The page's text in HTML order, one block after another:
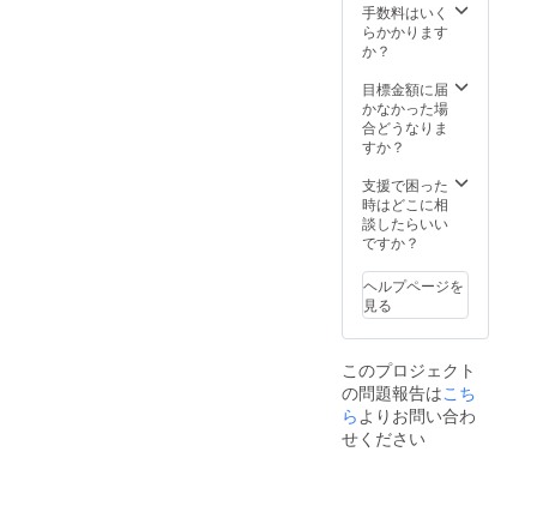
手数料はいく
らかかります
か？
目標金額に届
かなかった場
合どうなりま
すか？
支援で困った
時はどこに相
談したらいい
ですか？
ヘルプページを
見る
このプロジェクト
の問題報告はこち
らよりお問い合わ
せください